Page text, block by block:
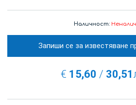
Наличност:
Запиши се за известяване
€ 15,60 / 30,51